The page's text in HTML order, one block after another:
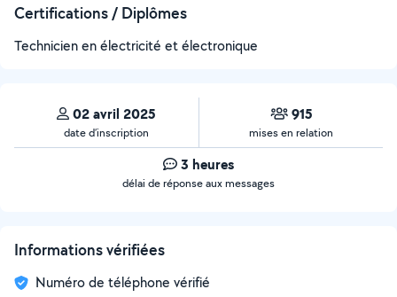
Certifications / Diplômes
Technicien en électricité et électronique
02 avril 2025
date d’inscription
915
mises en relation
3 heures
délai de réponse aux messages
Informations vérifiées
Numéro de téléphone vérifié